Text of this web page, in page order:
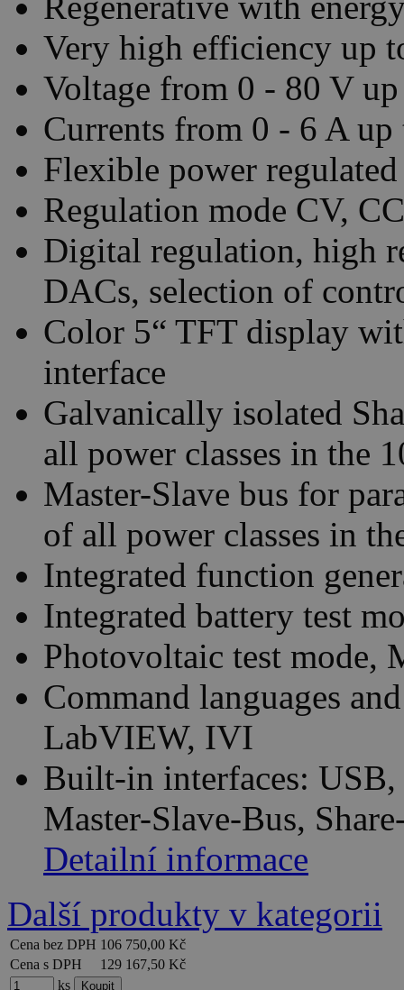
Very high efficiency up
Voltage from 0 - 80 V
Currents from 0 - 6 A
Flexible power
Regulation mode CV,
Digital regulation, high
DACs, selection of
Color 5“ TFT display
interface
Galvanically isolated
all power classes in the
Master-Slave bus for
of all power classes in
Integrated function
Integrated battery test
Photovoltaic test mode,
Command languages
LabVIEW, IVI
Built-in interfaces:
Master-Slave-Bus,
Detailní informace
Další produkty v kategorii
Cena bez DPH 106 750,00 Kč
Cena s DPH
129 167,50 Kč
ks